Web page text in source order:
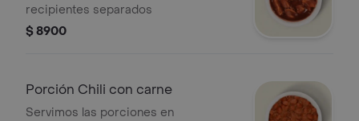
recipientes separados
$ 8900
Porción Chili con carne
Servimos las porciones en